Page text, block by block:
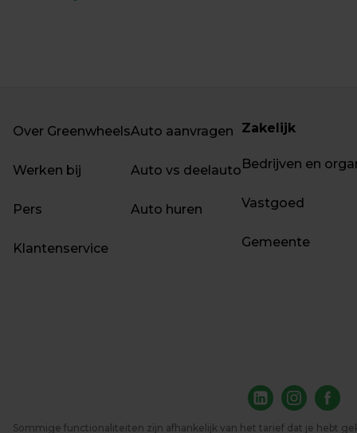
Over Greenwheels
Werken bij
Pers
Klantenservice
Auto aanvragen
Auto vs deelauto
Auto huren
Zakelijk
Bedrijven en
Vastgoed
Gemeente
Sommige functionaliteiten zijn afhankelijk van het tarief dat je hebt